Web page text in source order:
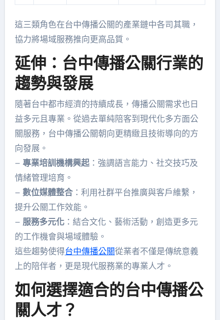
這三類角色在台中傳播公關的產業鏈中各司其職，
協力將場域服務推向更高品質。
延伸：台中傳播公關行業的
趨勢與發展
隨著台中都市經濟的持續成長，傳播公關需求也日
益多元且專業。從過去單純陪客到現代化多方面公
關服務，台中傳播公關朝向更精緻且技術導向的方
向發展。
– 專業培訓機構興起：強調語言能力、社交技巧及
情緒管理培育。
– 數位媒體整合：利用社群平台推廣與客戶維繫，
提升公關工作效能。
– 服務多元化：結合文化、藝術活動，創造更多元
的工作機會與場域體驗。
這些趨勢使得台中傳播公關從業者不僅是傳統意義
上的陪伴者，更是現代服務業的專業人才。
如何選擇適合的台中傳播公
關人才？